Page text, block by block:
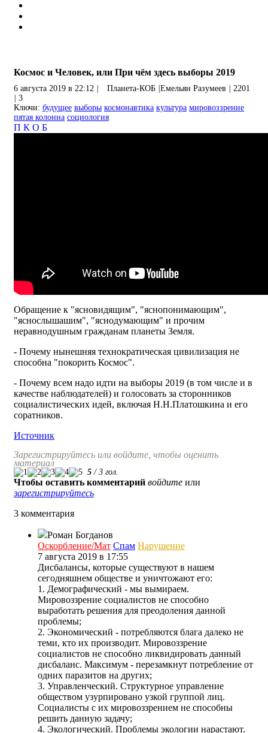
Космос и Человек, или При чём здесь выборы 2019
6 августа 2019 в 22:12 Планета-КОБ Емельян Разумеев
2201
3
Ключи: будущее выборы космонавтика культура мировоззрение
пятая колонна социология
П К О Б
Обращение к "ясновидящим", "яснопонимающим",
"яснослышашим", "яснодумающим" и прочим
неравнодушным гражданам планеты Земля.
- Почему нынешняя технократическая цивилизация не
способна "покорить Космос".
- Почему всем надо идти на выборы 2019 (в том числе и в
качестве наблюдателей) и голосовать за сторонников
социалистических идей, включая Н.Н.Платошкина и его
соратников.
Источник
Зарегистрируйтесь или войдите, чтобы оценить
материал
5 / 3 гол.
Чтобы оставить комментарий войдите или
зарегистрируйтесь
3 комментария
Роман Богданов
Оскорбление/Мат Спам Нарушение
7 августа 2019 в 17:55
Дисбалансы, которые существуют в нашем
сегодняшнем обществе и уничтожают его:
1. Демографический - мы вымираем.
Мировоззрение социалистов не способно
выработать решения для преодоления данной
проблемы;
2. Экономический - потребляются блага далеко не
теми, кто их производит. Мировоззрение
социалистов не способно ликвидировать данный
дисбаланс. Максимум - перезамкнут потребление от
одних паразитов на других;
3. Управленческий. Структурное управление
обществом узурпировано узкой группой лиц.
Социалисты с их мировоззрением не способны
решить данную задачу;
4. Экологический. Проблемы экологии нарастают.